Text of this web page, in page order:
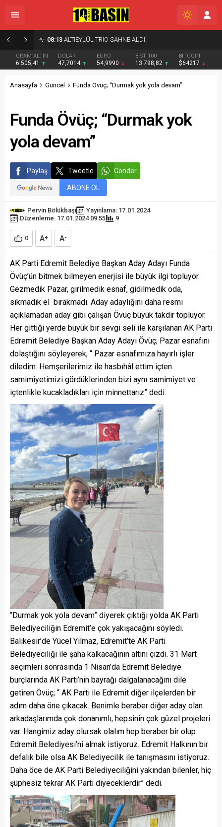
08:13 ALTIEYLÜL TRIO SAHNE ALDI
GRAM ALTIN
6.505,41
DOLAR
47,7014
EURO
54,9990
BIST 100
13.798,82
BITCOIN
$64217
Anasayfa Güncel Funda Övüç; “Durmak yok yola devam”
Funda Övüç; “Durmak yok
yola devam”
Paylaş Tweetle Gönder
ABONE OL
Pervin Bölükbaşı
Yayınlama: 17.01.2024
Düzenleme: 17.01.2024 09:55
9
0 A+ A-
AK Parti Edremit Belediye Başkan Aday Adayı Funda
Övüç’ün bitmek bilmeyen enerjisi ile büyük ilgi topluyor.
Gezmedik Pazar, girilmedik esnaf, gidilmedik oda,
sıkmadık el bırakmadı. Aday adaylığını daha resmi
açıklamadan aday gibi çalışan Övüç büyük takdir topluyor.
Her gittiği yerde büyük bir sevgi seli ile karşılanan AK Parti
Edremit Belediye Başkan Aday Adayı Övüç; Pazar esnafını
dolaştığını söyleyerek; “ Pazar esnafımıza hayırlı işler
diledim. Hemşerilerimiz ile hasbıhâl ettim içten
samimiyetimizi gördüklerinden bizi aynı samimiyet ve
içtenlikle kucakladıkları için minnettarız” dedi.
“Durmak yok yola devam” diyerek çıktığı yolda AK Parti
Belediyeciliğin Edremit’e çok yakışacağını söyledi.
Balıkesir’de Yücel Yılmaz, Edremit’te AK Parti
Belediyeciliği ile şaha kalkacağının altını çizdi. 31 Mart
seçimleri sonrasında 1 Nisan’da Edremit Belediye
burçlarında AK Parti’nin bayrağı dalgalanacağını dile
getiren Övüç; “ AK Parti ile Edremit diğer ilçelerden bir
adım daha öne çıkacak. Benimle beraber diğer aday olan
arkadaşlarımda çok donanımlı, hepsinin çok güzel projeleri
var. Hangimiz aday olursak olalım hep beraber bir olup
Edremit Belediyesi’ni almak istiyoruz. Edremit Halkının bir
defalık bile olsa AK Belediyecilik ile tanışmasını istiyoruz.
Daha öce de AK Parti Belediyeciliğini yakından bilenler, hiç
şüphesiz tekrar AK Parti diyeceklerdir” dedi.